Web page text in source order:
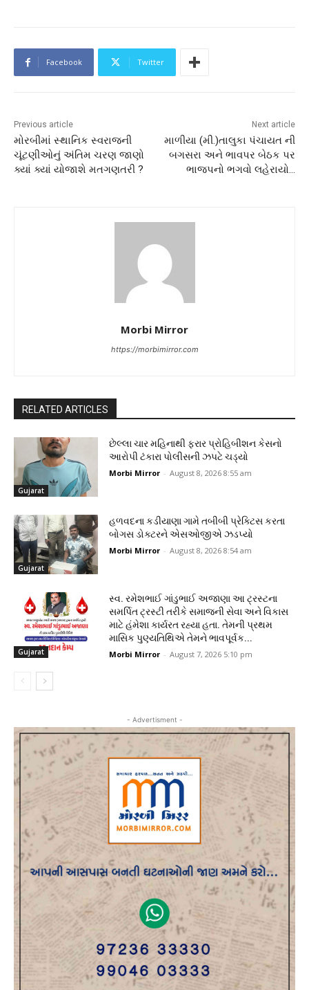
Facebook Twitter
Previous article
મોરબીમાં સ્થાનિક સ્વરાજની
ચૂંટણીઓનું અંતિમ ચરણ જાણો
ક્યાં ક્યાં યોજાશે મતગણતરી ?
Next article
માળીયા (મી.)તાલુકા પંચાયત ની
બગસરા અને ભાવપર બેઠક પર
ભાજપનો ભગવો લહેરાયો…
Morbi Mirror
https://morbimirror.com
RELATED ARTICLES
Gujarat
છેલ્લા ચાર મહિનાથી ફરાર પ્રોહિબીશન કેસનો
આરોપી ટંકારા પોલીસની ઝપટે ચડ્યો
Morbi Mirror - August 8, 2026 8:55 am
Gujarat
હળવદના કડીયાણા ગામે તબીબી પ્રેક્ટિસ કરતા
બોગસ ડોક્ટરને એસઓજીએ ઝડપ્યો
Morbi Mirror - August 8, 2026 8:54 am
Gujarat
સ્વ. રમેશભાઈ ગાંડુભાઈ અજાણા આ ટ્રસ્ટના
સમર્પિત ટ્રસ્ટી તરીકે સમાજની સેવા અને વિકાસ
માટે હંમેશા કાર્યરત રહ્યા હતા. તેમની પ્રથમ
માસિક પુણ્યતિથિએ તેમને ભાવપૂર્વક...
Morbi Mirror - August 7, 2026 5:10 pm
- Advertisment -